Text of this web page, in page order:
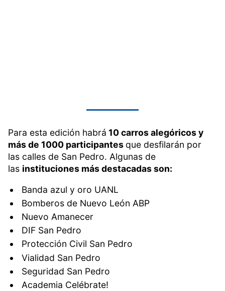
Para esta edición habrá 10 carros alegóricos y
más de 1000 participantes que desfilarán por
las calles de San Pedro. Algunas de
las instituciones más destacadas son:
Banda azul y oro UANL
Bomberos de Nuevo León ABP
Nuevo Amanecer
DIF San Pedro
Protección Civil San Pedro
Vialidad San Pedro
Seguridad San Pedro
Academia Celébrate!